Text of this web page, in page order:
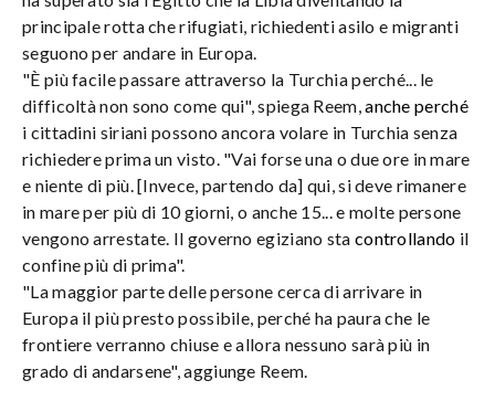
principale rotta che rifugiati, richiedenti asilo e migranti
seguono per andare in Europa.
"È più facile passare attraverso la Turchia perché... le
difficoltà non sono come qui", spiega Reem,anche perché
i cittadini siriani possono ancora volare in Turchia senza
richiedere prima un visto. "Vai forse una o due ore in mare
e niente di più. [Invece, partendo da] qui, si deve rimanere
in mare per più di 10 giorni, o anche 15... e molte persone
vengono arrestate. Il governo egiziano sta controllando il
confine più di prima".
"La maggior parte delle persone cerca di arrivare in
Europa il più presto possibile, perché ha paura che le
frontiere verranno chiuse e allora nessuno sarà più in
grado di andarsene", aggiunge Reem.